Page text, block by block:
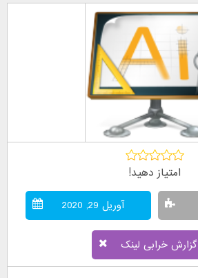
امتیاز دهید!
آوریل 29, 2020
گزارش خرابی لینک